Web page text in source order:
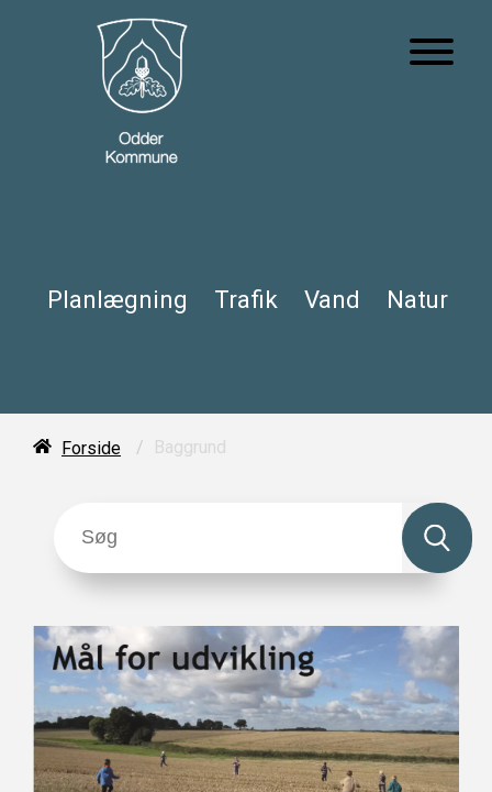
Planlægning Trafik Vand Natur
Forside / Baggrund